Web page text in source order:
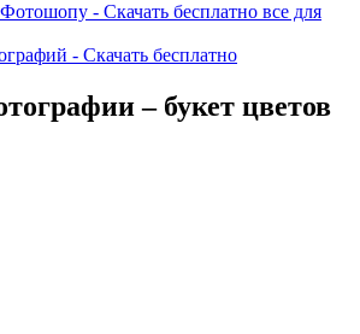
- Скачать бесплатно все для
- Скачать бесплатно
– букет цветов